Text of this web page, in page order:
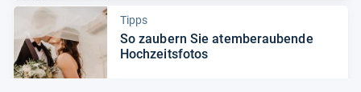
Tipps
So zau­bern Sie atem­be­rau­bende
Hoch­zeits­fo­tos